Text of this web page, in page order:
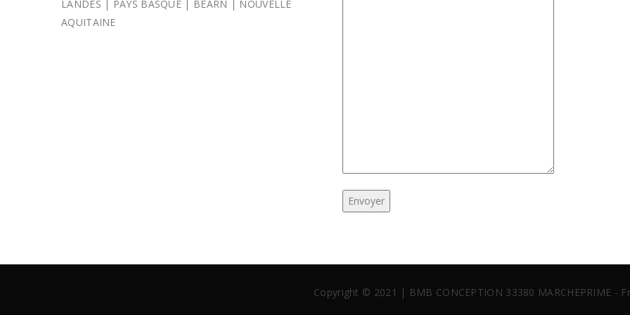
LANDES | PAYS BASQUE | BEARN | NOUVELLE
AQUITAINE
Copyright © 2021 | BMB CONCEPTION 33380 MARCHEPRIME -